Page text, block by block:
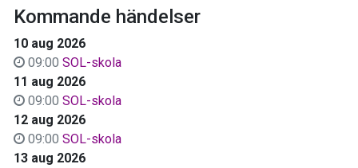
Kommande händelser
10 aug 2026
09:00 SOL-skola
11 aug 2026
09:00 SOL-skola
12 aug 2026
09:00 SOL-skola
13 aug 2026